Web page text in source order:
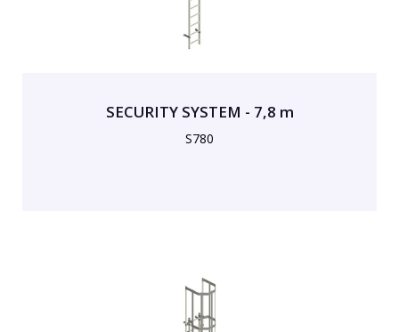
SECURITY SYSTEM - 7,8 m
S780